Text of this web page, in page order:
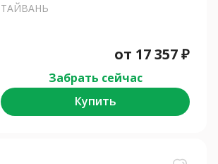
ТАЙВАНЬ
от 17 357₽
Забрать сейчас
Купить